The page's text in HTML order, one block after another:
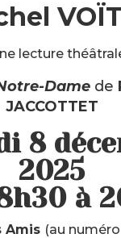
lecture
Dame de
JACCOTTET
8
2025
à
Amis (au